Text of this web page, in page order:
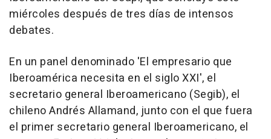
miércoles después de tres días de intensos
debates.
En un panel denominado 'El empresario que
Iberoamérica necesita en el siglo XXI', el
secretario general Iberoamericano (Segib), el
chileno Andrés Allamand, junto con el que fuera
el primer secretario general Iberoamericano, el